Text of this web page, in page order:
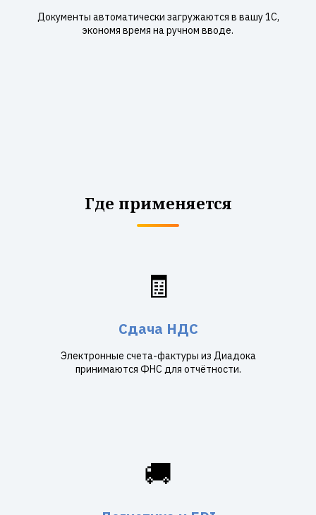
Документы автоматически загружаются в вашу 1С,
экономя время на ручном вводе.
Где применяется
🧾
Сдача НДС
Электронные счета-фактуры из Диадока
принимаются ФНС для отчётности.
🚚